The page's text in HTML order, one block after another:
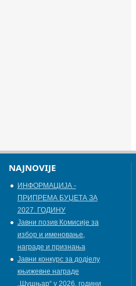
NAJNOVIJE
ИНФОРМАЦИЈА -
ПРИПРЕМА БУЏЕТА ЗА
2027. ГОДИНУ
Jавни позив Комисије за
избор и именовање,
награде и признања
Јавни конкурс за додјелу
књижевнe наградe
„Шушњар“ у 2026. години